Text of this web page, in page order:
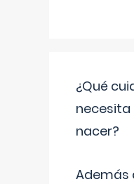
¿Qué
necesita
nacer?
Además